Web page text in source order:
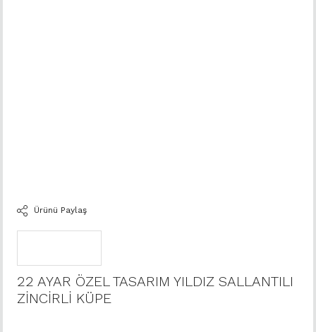
Ürünü Paylaş
22 AYAR ÖZEL TASARIM YILDIZ SALLANTILI
ZİNCİRLİ KÜPE